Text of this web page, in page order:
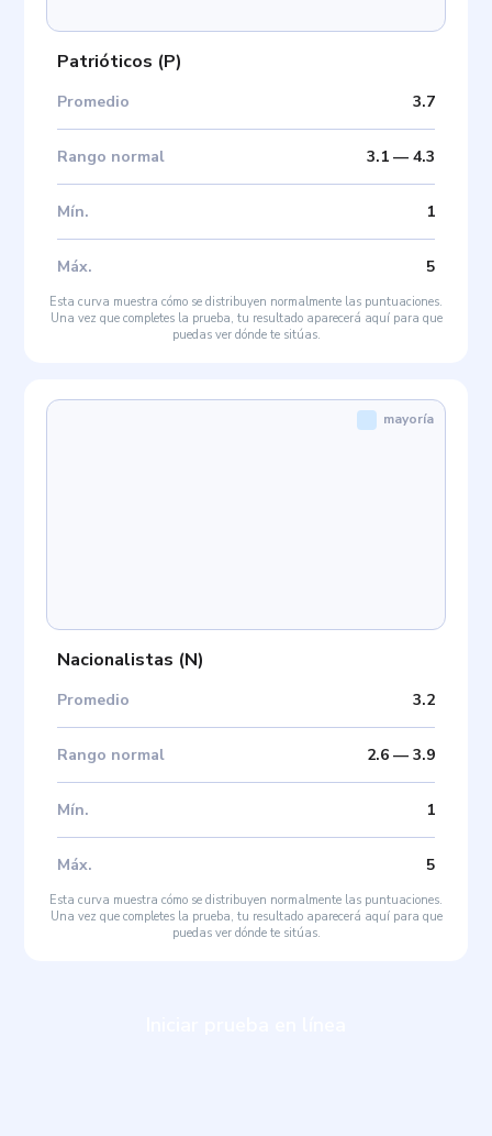
Patrióticos (P)
Promedio 3.7
Rango normal 3.1— 4.3
Mín. 1
Máx. 5
Esta curva muestra cómo se distribuyen normalmente las puntuaciones.
Una vez que completes la prueba, tu resultado aparecerá aquí para que
puedas ver dónde te sitúas.
Nacionalistas (N)
Promedio 3.2
Rango normal 2.6— 3.9
Mín. 1
Máx. 5
mayoría
Esta curva muestra cómo se distribuyen normalmente las puntuaciones.
Una vez que completes la prueba, tu resultado aparecerá aquí para que
puedas ver dónde te sitúas.